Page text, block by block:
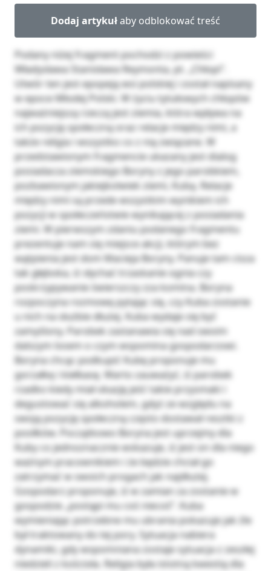
Dodaj artykułaby odblokować treść
Podany niżej fragment pochodzi z powieści
Władysława Stanisława Reymonta, pt. „Chłopi”.
Utwór ten jest epopeją wsi polskiej i został napisany
w epoce Młodej Polski. W życiu tytułowych chłopów
najważniejszą rzeczą jest ziemia, która wpływa na
ich pozycję społeczną oraz relacje między nimi, a
także religia i wszystko co z nią związane. W
przedstawionym fragmencie ukazany jest dialog
posiadacza ziemskiego Boryny z jego parobkiem,
pozbawionym jakiejkolwiek ziemi, Kubą. Relacje
między nimi są przede wszystkim wynikiem ich
pozycji w społeczeństwie wynikającej z posiadania
ziemi. W pierwszym zdaniu podanego fragmentu
prezentuje nam się miejsce akcji, którym bez
wątpienia jest dom Macieja Boryny. Panuje tam cisza
tak głęboka, iż słychać trzaskanie ognia czy
poskrzypywanie świerszczy zza komina. Boryna
rozpoczyna rozmowę pytając się, czy Kuba zostanie
u nich na służbie dłużej. Kuba wydaje się być
zamyślony. Parobek zastanawia się nad swoim
dalszym losem o czym wspomina gospodarzowi.
Boryna chcąc podkupić Kubę proponuje mu
gorzałkę i kiełbasę. Warto zauważyć, iż parobek
rzadko kiedy miał okazję jeść takie przysmaki i
degustować się alkoholem, gdyż ze względu na
swoją pozycję społeczną często dostawał resztki z
posiłków. Początkowo Boryna jest uprzejmy dla
Kuby co jednoznacznie wskazuje, iż jest on dla niego
ważnym pracownikiem i że będzie chciał go
zatrzymać w swoich progach jak najdłużej.
Gospodarz proponuje, iż w zamian za zostanie w
gospodzie „postąpi mu coś niecoś”. Kuba
wymieniając potrzebne mu ubrania pokazuje jak źle
był traktowany do tej pory. Sytuacja nabiera
dynamiki, gdy wspomniana zostaje sytuacja z zeszłej
niedzieli z kościoła. Religia była istotną kwestią dla